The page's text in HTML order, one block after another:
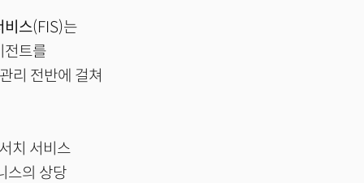
비스(FIS)는
전트를
리 전반에 걸쳐
치 서비스
스의 상당